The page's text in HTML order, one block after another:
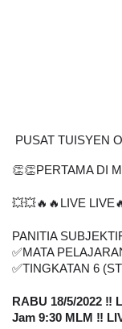
PUSAT TUISYEN
👏👏PERTAMA DI
💥💥🔥🔥LIVE
PANITIA
✅MATA
✅TINGKATAN 6
RABU 18/5/2022 ‼️
Jam 9:30 MLM ‼️